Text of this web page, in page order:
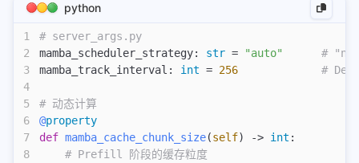
python
1
2
3
4
5
6
7
8
# server_args.py
mamba_scheduler_strategy: str = "auto"
#
mamba_track_interval: int = 256
#
# 动态计算
@property
def mamba_cache_chunk_size(self) -> int :
    # Prefill 阶段的缓存粒度